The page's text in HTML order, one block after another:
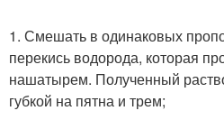
1. Смешать в одинаковых
перекись водорода, которая
нашатырем. Полученный
губкой на пятна и трем;